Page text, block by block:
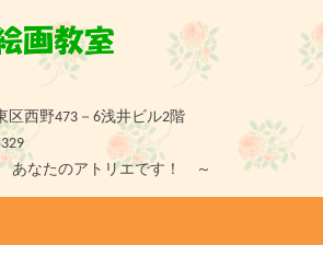
区西野473－6浅井ビル2階
なたのアトリエです！ ～